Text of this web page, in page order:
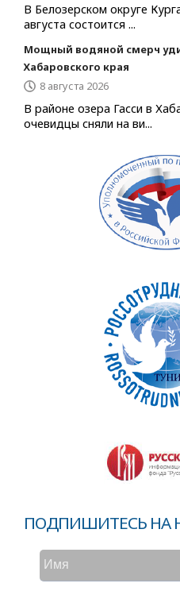
В Белозерском округе
августа состоится ...
Мощный водяной смерч
Хабаровского края
8 августа 2026
В районе озера Гасси в
очевидцы сняли на ви...
ПОДПИШИТЕСЬ НА